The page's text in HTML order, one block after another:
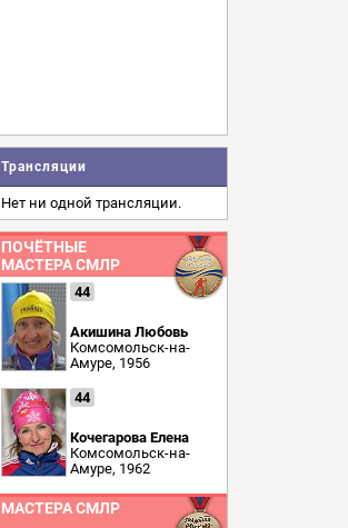
Трансляции
Нет ни одной трансляции.
ПОЧЁТНЫЕ
МАСТЕРА СМЛР
44
Акишина Любовь
Комсомольск-на-
Амуре, 1956
44
Кочегарова Елена
Комсомольск-на-
Амуре, 1962
МАСТЕРА СМЛР